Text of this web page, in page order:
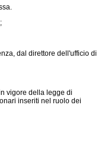
dal direttore dell'ufficio di
vigore della legge di
inseriti nel ruolo dei